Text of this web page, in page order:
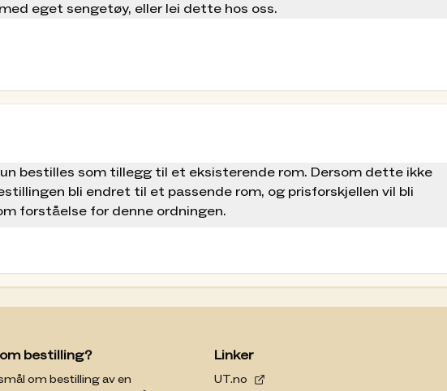
eget sengetøy, eller lei dette hos oss.
bestilles som tillegg til et eksisterende rom. Dersom dette ikke
bli endret til et passende rom, og prisforskjellen vil bli
forståelse for denne ordningen.
bestilling?
om bestilling av en
Linker
UT.no